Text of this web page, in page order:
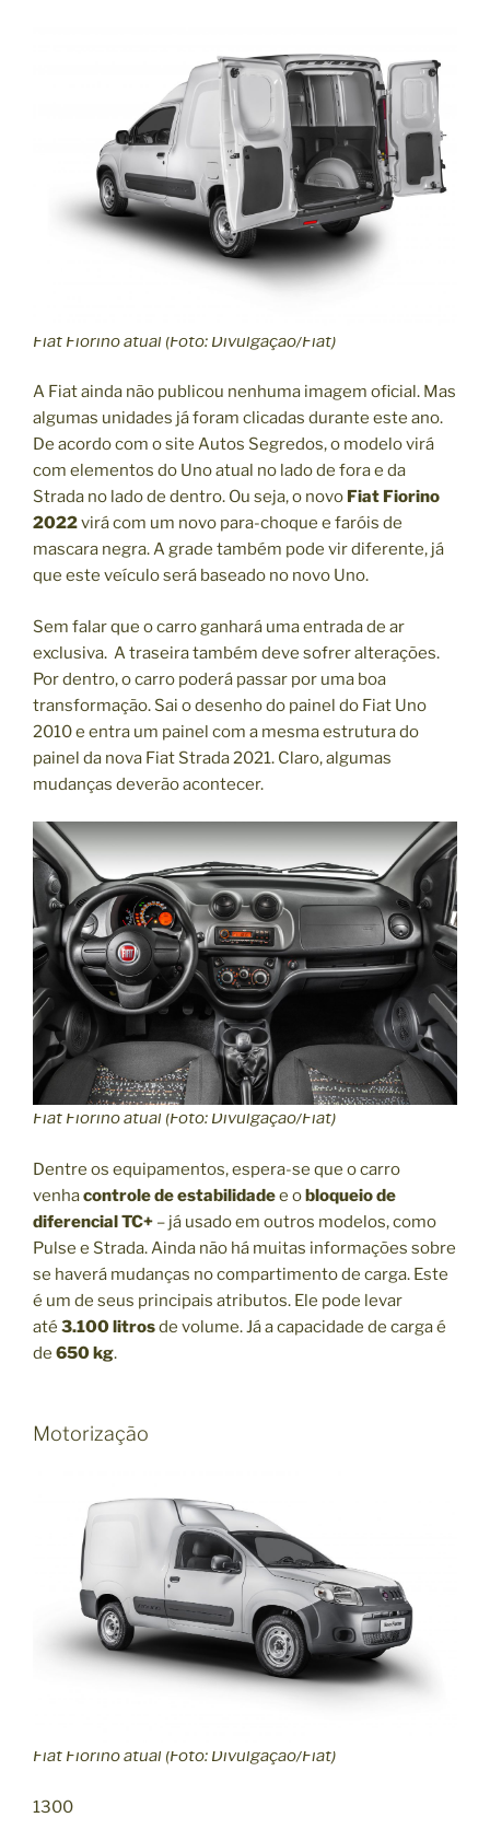
Fiat Fiorino atual (Foto: Divulgação/Fiat)
A Fiat ainda não publicou nenhuma imagem oficial. Mas
algumas unidades já foram clicadas durante este ano.
De acordo com o site Autos Segredos, o modelo virá
com elementos do Uno atual no lado de fora e da
Strada no lado de dentro. Ou seja, o novo Fiat Fiorino
2022virá com um novo para-choque e faróis de
mascara negra. A grade também pode vir diferente, já
que este veículo será baseado no novo Uno.
Sem falar que o carro ganhará uma entrada de ar
exclusiva. A traseira também deve sofrer alterações.
Por dentro, o carro poderá passar por uma boa
transformação. Sai o desenho do painel do Fiat Uno
2010 e entra um painel com a mesma estrutura do
painel da nova Fiat Strada 2021. Claro, algumas
mudanças deverão acontecer.
Fiat Fiorino atual (Foto: Divulgação/Fiat)
Dentre os equipamentos, espera-se que o carro
venhacontrole de estabilidadee obloqueio de
diferencial TC+ – já usado em outros modelos, como
Pulse e Strada. Ainda não há muitas informações sobre
se haverá mudanças no compartimento de carga. Este
é um de seus principais atributos. Ele pode levar
até 3.100 litrosde volume. Já a capacidade de carga é
de 650 kg.
Motorização
Fiat Fiorino atual (Foto: Divulgação/Fiat)
1300